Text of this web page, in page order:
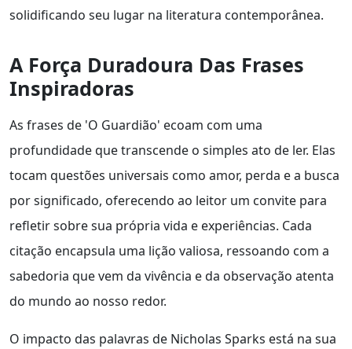
solidificando seu lugar na literatura contemporânea.
A Força Duradoura Das Frases
Inspiradoras
As frases de 'O Guardião' ecoam com uma
profundidade que transcende o simples ato de ler. Elas
tocam questões universais como amor, perda e a busca
por significado, oferecendo ao leitor um convite para
refletir sobre sua própria vida e experiências. Cada
citação encapsula uma lição valiosa, ressoando com a
sabedoria que vem da vivência e da observação atenta
do mundo ao nosso redor.
O impacto das palavras de Nicholas Sparks está na sua